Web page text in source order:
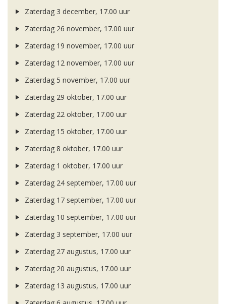
Zaterdag 3 december, 17.00 uur
Zaterdag 26 november, 17.00 uur
Zaterdag 19 november, 17.00 uur
Zaterdag 12 november, 17.00 uur
Zaterdag 5 november, 17.00 uur
Zaterdag 29 oktober, 17.00 uur
Zaterdag 22 oktober, 17.00 uur
Zaterdag 15 oktober, 17.00 uur
Zaterdag 8 oktober, 17.00 uur
Zaterdag 1 oktober, 17.00 uur
Zaterdag 24 september, 17.00 uur
Zaterdag 17 september, 17.00 uur
Zaterdag 10 september, 17.00 uur
Zaterdag 3 september, 17.00 uur
Zaterdag 27 augustus, 17.00 uur
Zaterdag 20 augustus, 17.00 uur
Zaterdag 13 augustus, 17.00 uur